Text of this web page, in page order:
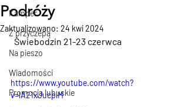
Kamper
Z przyczepą
Na pieszo
Wiadomości
Promocja lubuskie
Podróży
Zaktualizowano: 24 kwi 2024
  Świebodzin 21-23 czerwca
https://www.youtube.com/watch?
v=lA21xJucplM